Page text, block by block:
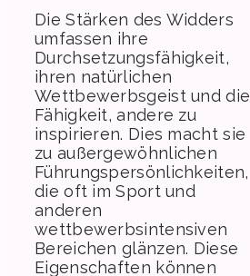
Die Stärken des Widders
umfassen ihre
Durchsetzungsfähigkeit,
ihren natürlichen
Wettbewerbsgeist und die
Fähigkeit, andere zu
inspirieren. Dies macht sie
zu außergewöhnlichen
Führungspersönlichkeiten,
die oft im Sport und
anderen
wettbewerbsintensiven
Bereichen glänzen. Diese
Eigenschaften können